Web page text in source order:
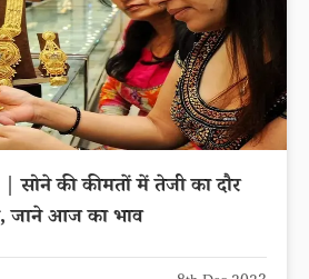
सोने की कीमतों में तेजी का दौर
जाने आज का भाव